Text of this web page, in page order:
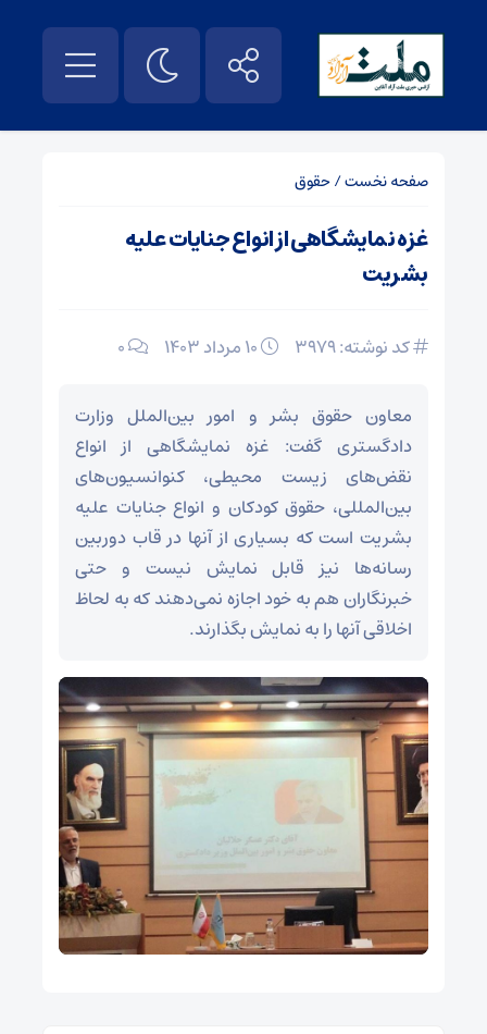
صفحه نخست/حقوق
غزه نمایشگاهی از انواع جنایات علیه
بشریت
کد نوشته: 3979 0
معاون حقوق بشر و امور بین‌الملل وزارت
دادگستری گفت: غزه نمایشگاهی از انواع
نقض‌های زیست محیطی، کنوانسیون‌های
بین‌المللی، حقوق کودکان و انواع جنایات علیه
بشریت است که بسیاری از آنها در قاب دوربین
رسانه‌ها نیز قابل نمایش نیست و حتی
خبرنگاران هم به خود اجازه نمی‌دهند که به لحاظ
اخلاقی آنها را به نمایش بگذارند.